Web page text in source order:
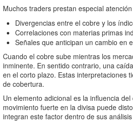
Muchos traders prestan especial
Divergencias entre el cobre y los
Correlaciones con materias primas
Señales que anticipan un cambio en
Cuando el cobre sube mientras los
inminente. En sentido contrario, una
en el corto plazo. Estas interpretaciones
de cobertura.
Un elemento adicional es la influencia
movimiento fuerte en la divisa puede
integran este factor dentro de sus